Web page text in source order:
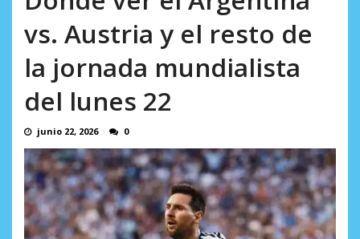
vs. Austria y el resto de
la jornada mundialista
del lunes 22
junio 22, 2026 0